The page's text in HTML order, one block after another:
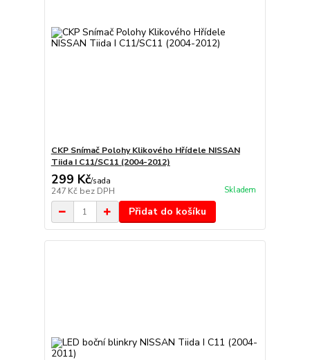
CKP Snímač Polohy Klikového Hřídele NISSAN
Tiida I C11/SC11 (2004-2012)
299 Kč/sada
247 Kč bez DPH Skladem
Přidat do košíku